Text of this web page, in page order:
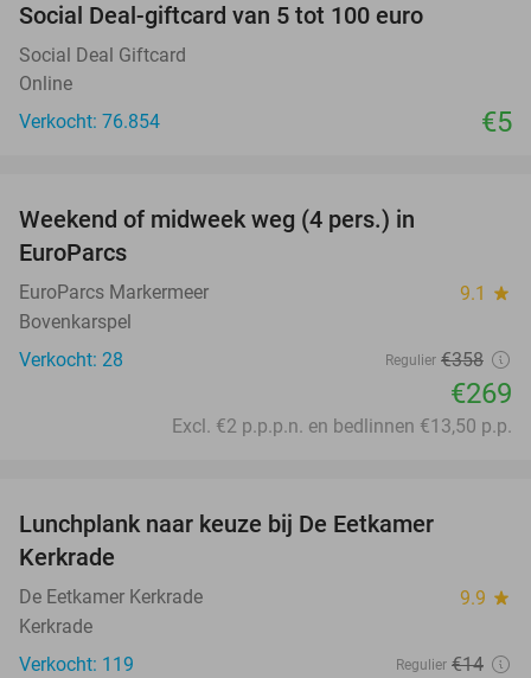
Social Deal-giftcard van 5 tot 100 euro
Social Deal Giftcard
Online
Verkocht: 76.854
€5
Weekend of midweek weg (4 pers.) in
EuroParcs
EuroParcs Markermeer 9.1 star
Bovenkarspel
Verkocht: 28
Regulier €358
€269
Excl. €2 p.p.p.n. en bedlinnen €13,50 p.p.
Lunchplank naar keuze bij De Eetkamer
Kerkrade
De Eetkamer Kerkrade 9.9 star
Kerkrade
Verkocht: 119
Regulier €14